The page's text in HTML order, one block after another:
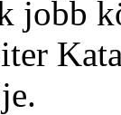
jobb